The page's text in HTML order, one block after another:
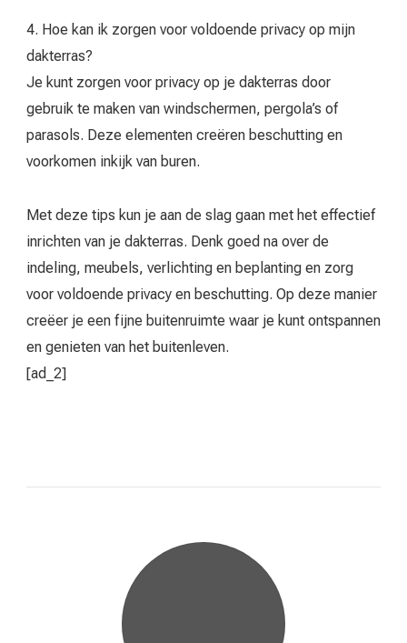
4. Hoe kan ik zorgen voor voldoende privacy op mijn
dakterras?
Je kunt zorgen voor privacy op je dakterras door
gebruik te maken van windschermen, pergola’s of
parasols. Deze elementen creëren beschutting en
voorkomen inkijk van buren.
Met deze tips kun je aan de slag gaan met het effectief
inrichten van je dakterras. Denk goed na over de
indeling, meubels, verlichting en beplanting en zorg
voor voldoende privacy en beschutting. Op deze manier
creëer je een fijne buitenruimte waar je kunt ontspannen
en genieten van het buitenleven.
[ad_2]